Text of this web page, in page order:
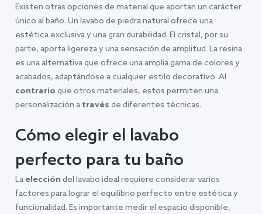
Existen otras opciones de material que aportan un carácter
único al baño. Un lavabo de piedra natural ofrece una
estética exclusiva y una gran durabilidad. El cristal, por su
parte, aporta ligereza y una sensación de amplitud. La resina
es una alternativa que ofrece una amplia gama de colores y
acabados, adaptándose a cualquier estilo decorativo. Al
contrario que otros materiales, estos permiten una
personalización a través de diferentes técnicas.
Cómo elegir el lavabo
perfecto para tu baño
La elección del lavabo ideal requiere considerar varios
factores para lograr el equilibrio perfecto entre estética y
funcionalidad. Es importante medir el espacio disponible,